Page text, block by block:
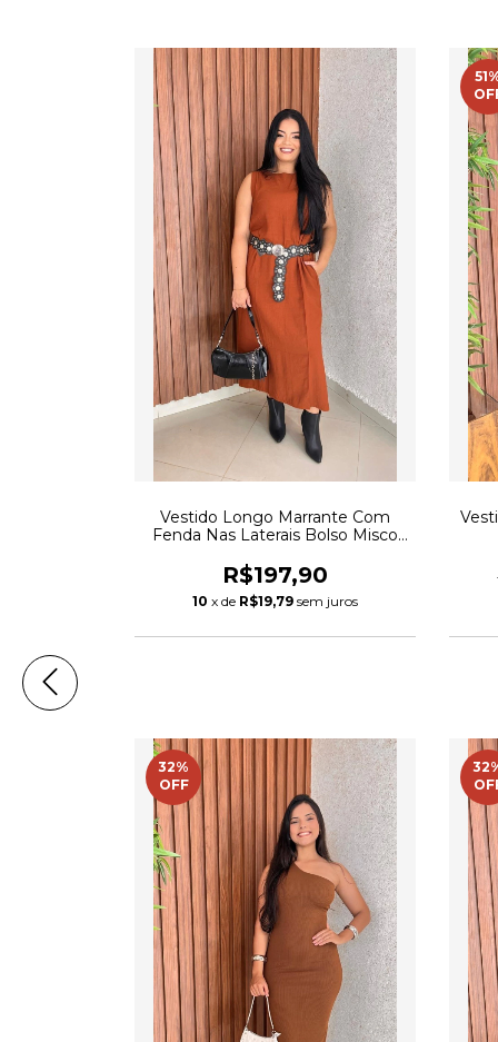
Vestido Longo Marrante Com
Fenda Nas Laterais Bolso Misco
R$197,90
10 x de R$19,79 sem juros
51
32%
OFF
32